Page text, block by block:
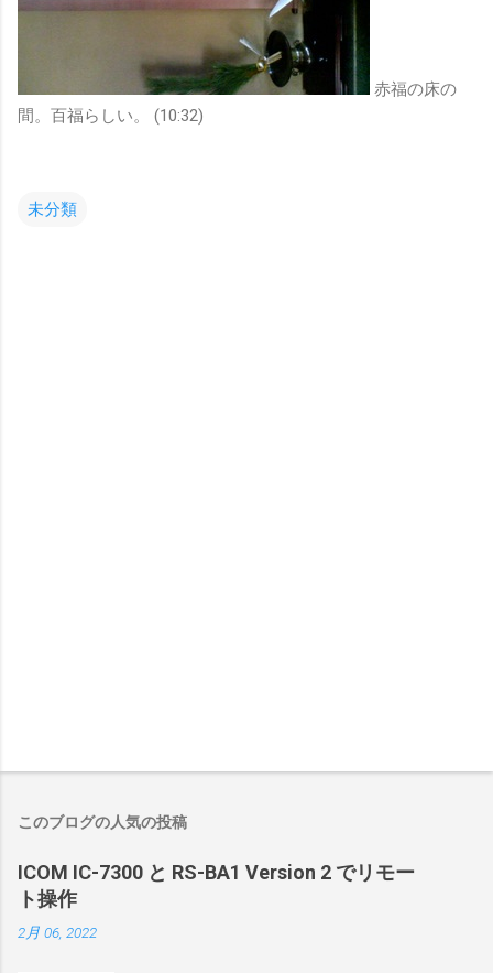
赤福の床の
間。百福らしい。 (10:32)
未分類
このブログの人気の投稿
ICOM IC-7300 と RS-BA1 Version 2 でリモー
ト操作
2月 06, 2022